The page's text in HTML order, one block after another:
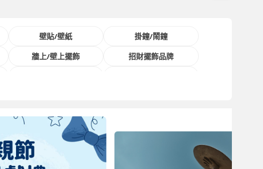
壁貼/壁紙
掛鐘/鬧鐘
牆上/壁上擺飾
招財擺飾品牌